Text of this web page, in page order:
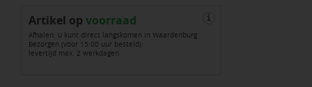
Geo
60x60x10
Cannobio
Artikel op voorraad
Afhalen: u kunt direct langskomen in Waardenburg
Bezorgen (voor 15:00 uur besteld):
levertijd max. 2 werkdagen
i